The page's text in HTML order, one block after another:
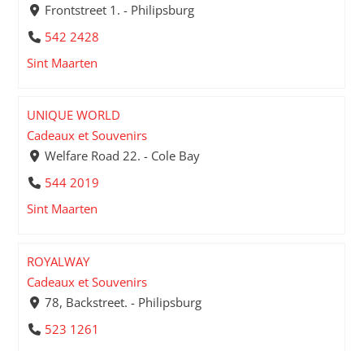
Frontstreet 1. - Philipsburg
542 2428
Sint Maarten
UNIQUE WORLD
Cadeaux et Souvenirs
Welfare Road 22. - Cole Bay
544 2019
Sint Maarten
ROYALWAY
Cadeaux et Souvenirs
78, Backstreet. - Philipsburg
523 1261